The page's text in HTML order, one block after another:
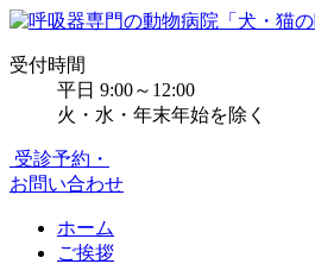
受付時間
平日 9:00～12:00
火・水・年末年始を除く
受診予約・
お問い合わせ
ホーム
ご挨拶